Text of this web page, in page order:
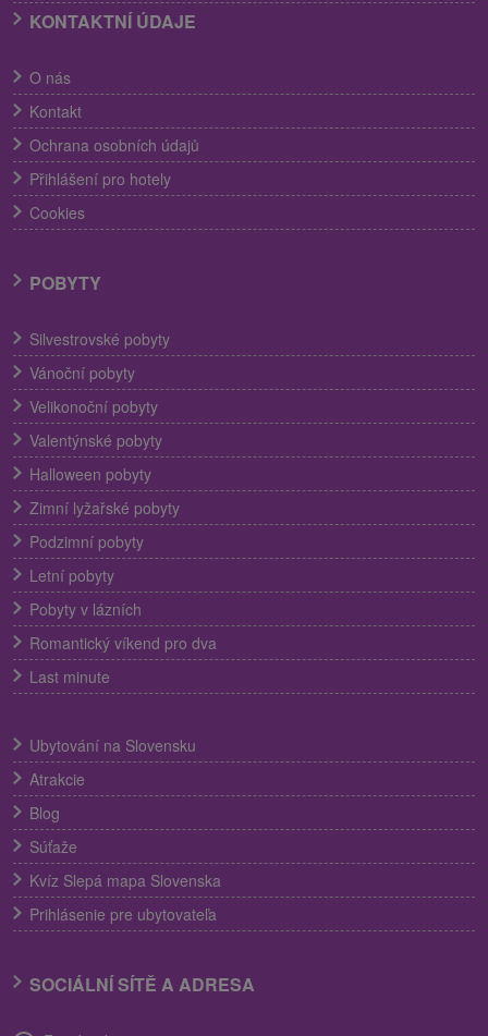
KONTAKTNÍ ÚDAJE
O nás
Kontakt
Ochrana osobních údajů
Přihlášení pro hotely
Cookies
POBYTY
Silvestrovské pobyty
Vánoční pobyty
Velikonoční pobyty
Valentýnské pobyty
Halloween pobyty
Zimní lyžařské pobyty
Podzimní pobyty
Letní pobyty
Pobyty v lázních
Romantický víkend pro dva
Last minute
Ubytování na Slovensku
Atrakcie
Blog
Súťaže
Kvíz Slepá mapa Slovenska
Prihlásenie pre ubytovateľa
SOCIÁLNÍ SÍTĚ A ADRESA